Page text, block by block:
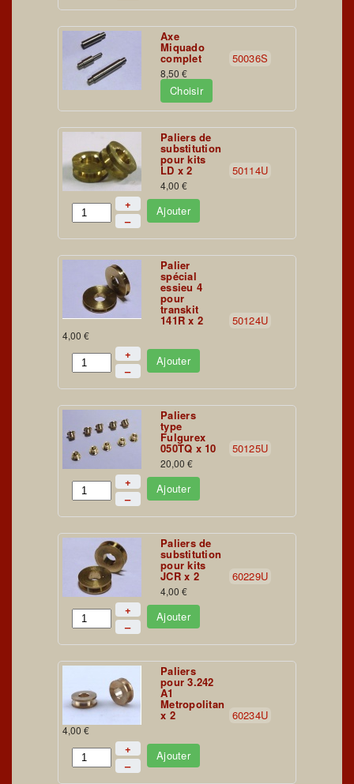
Axe
Miquado
complet 50036S
8,50 €
Choisir
Paliers de
substitution
pour kits
LD x 2 50114U
4,00 €
+
–
Ajouter
Palier
spécial
essieu 4
pour
transkit
141R x 2 50124U
4,00 €
+
–
Ajouter
Paliers
type
Fulgurex
050TQ x 10 50125U
20,00 €
+
–
Ajouter
Paliers de
substitution
pour kits
JCR x 2 60229U
4,00 €
+
–
Ajouter
Paliers
pour 3.242
A1
Metropolitan
x 2 60234U
4,00 €
+
–
Ajouter